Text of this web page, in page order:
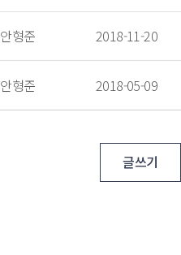
안형준 2018-11-20
안형준 2018-05-09
글쓰기